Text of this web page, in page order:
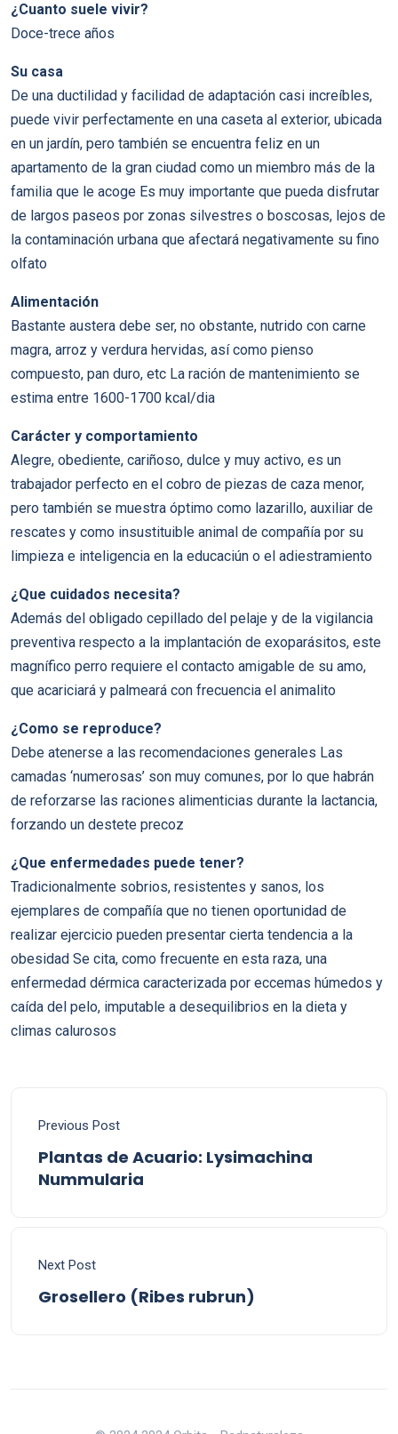
¿Cuanto suele vivir?
Doce-trece años
Su casa
De una ductilidad y facilidad de adaptación casi increíbles,
puede vivir perfectamente en una caseta al exterior, ubicada
en un jardín, pero también se encuentra feliz en un
apartamento de la gran ciudad como un miembro más de la
familia que le acoge Es muy importante que pueda disfrutar
de largos paseos por zonas silvestres o boscosas, lejos de
la contaminación urbana que afectará negativamente su fino
olfato
Alimentación
Bastante austera debe ser, no obstante, nutrido con carne
magra, arroz y verdura hervidas, así como pienso
compuesto, pan duro, etc La ración de mantenimiento se
estima entre 1600-1700 kcal/dia
Carácter y comportamiento
Alegre, obediente, cariñoso, dulce y muy activo, es un
trabajador perfecto en el cobro de piezas de caza menor,
pero también se muestra óptimo como lazarillo, auxiliar de
rescates y como insustituible animal de compañía por su
limpieza e inteligencia en la educaciún o el adiestramiento
¿Que cuidados necesita?
Además del obligado cepillado del pelaje y de la vigilancia
preventiva respecto a la implantación de exoparásitos, este
magnífico perro requiere el contacto amigable de su amo,
que acariciará y palmeará con frecuencia el animalito
¿Como se reproduce?
Debe atenerse a las recomendaciones generales Las
camadas ‘numerosas’ son muy comunes, por lo que habrán
de reforzarse las raciones alimenticias durante la lactancia,
forzando un destete precoz
¿Que enfermedades puede tener?
Tradicionalmente sobrios, resistentes y sanos, los
ejemplares de compañía que no tienen oportunidad de
realizar ejercicio pueden presentar cierta tendencia a la
obesidad Se cita, como frecuente en esta raza, una
enfermedad dérmica caracterizada por eccemas húmedos y
caída del pelo, imputable a desequilibrios en la dieta y
climas calurosos
Previous Post
Plantas de Acuario: Lysimachina
Nummularia
Next Post
Grosellero (Ribes rubrun)